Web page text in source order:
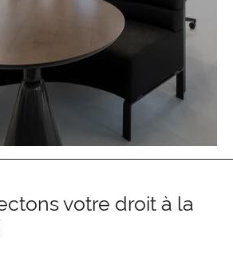
votre droit à la